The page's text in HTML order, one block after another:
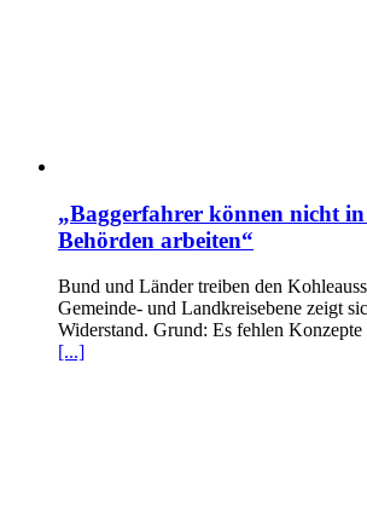
„Baggerfahrer können nicht
Behörden arbeiten“
Bund und Länder treiben den
Gemeinde- und Landkreisebene zeigt
Widerstand. Grund: Es fehlen
[...]